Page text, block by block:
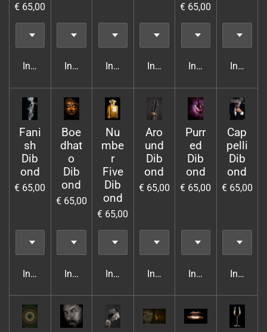
€ 65,00
In winkelwagenIn winkelwagenIn winkelwagenIn winkelwagen
€ 65,00
In winkelwagen
In
Fani
sh
Dib
ond
€ 65,00
In winkelwagen
Boe
dhat
o
Dib
ond
€ 65,00
In winkelwagen
Nu
mbe
r
Five
Dib
ond
€ 65,00
In winkelwagen
Aro
und
Dib
ond
€ 65,00
In winkelwagen
Purr
ed
Dib
ond
€ 65,00
In winkelwagen
Cap
pelli
Dib
ond
€ 65,00
In